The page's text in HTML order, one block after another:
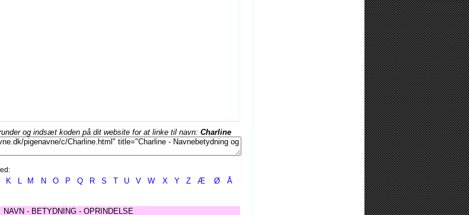
og indsæt koden på dit website for at linke til navn: Charline
K L M N O P Q R S T U V W X Y Z Æ Ø Å
NAVN - BETYDNING - OPRINDELSE